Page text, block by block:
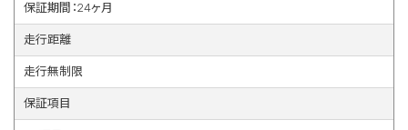
保証期間：24ヶ月
走行距離
走行無制限
保証項目